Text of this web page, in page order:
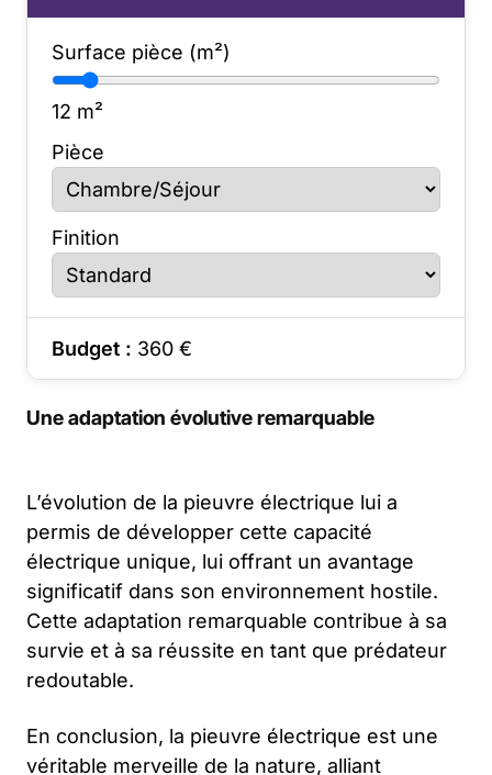
Surface pièce (m²)
12 m²
Pièce
Finition
Budget : 360 €
Une adaptation évolutive remarquable
L’évolution de la pieuvre électrique lui a
permis de développer cette capacité
électrique unique, lui offrant un avantage
significatif dans son environnement hostile.
Cette adaptation remarquable contribue à sa
survie et à sa réussite en tant que prédateur
redoutable.
En conclusion, la pieuvre électrique est une
véritable merveille de la nature, alliant